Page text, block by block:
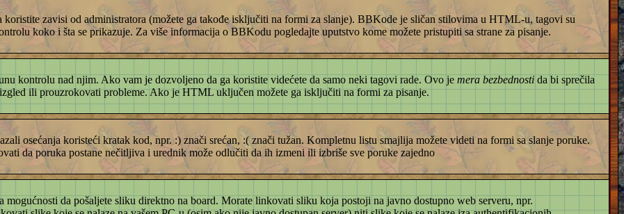
zavisi od administratora (možete ga takođe isključiti na formi za slanje). BBKode je sličan stilovima u HTML-u, tagovi su
koko i šta se prikazuje. Za više informacija o BBKodu pogledajte uputstvo kome možete pristupiti sa strane za pisanje.
kontrolu nad njim. Ako vam je dozvoljeno da ga koristite videćete da samo neki tagovi rade. Ovo je mera bezbednosti da bi sprečila
ili prouzrokovati probleme. Ako je HTML uključen možete ga isključiti na formi za pisanje.
osećanja koristeći kratak kod, npr. :) znači srećan, :( znači tužan. Kompletnu listu smajlija možete videti na formi sa slanje poruke.
da poruka postane nečitljiva i urednik može odlučiti da ih izmeni ili izbriše sve poruke zajedno
mogućnosti da pošaljete sliku direktno na board. Morate linkovati sliku koja postoji na javno dostupno web serveru, npr.